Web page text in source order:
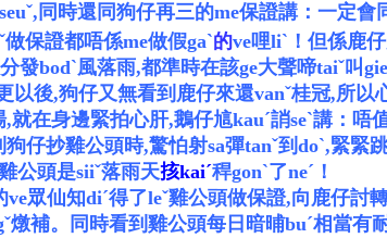
同時還同狗仔再三的me保證講：一定
做保證都唔係me做假gaˋ的ve哩liˋ！但係鹿
發bodˋ風落雨,都準時在該ge大聲啼taiˇ叫
後,狗仔又無看到鹿仔來還vanˇ桂冠,所以
就在身邊緊拍心肝,鵝仔訄kauˊ誚seˋ講：
仔抄雞公頭時,驚怕射sa彈tanˇ到doˋ,緊緊
公頭是siiˇ落雨天㧡kaiˊ稈gonˋ了neˊ！
眾仙知diˊ得了leˇ雞公頭做保證,向鹿仔討
燉補。同時看到雞公頭每日暗晡buˊ相當有